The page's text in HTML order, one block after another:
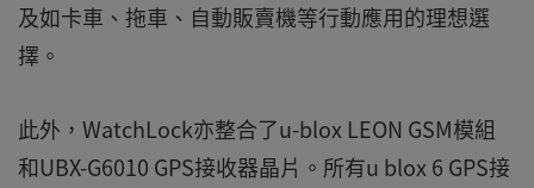
及如卡車、拖車、自動販賣機等行動應用的理想選
擇。
此外，WatchLock亦整合了u-blox LEON GSM模組
和UBX-G6010 GPS接收器晶片。所有u blox 6 GPS接